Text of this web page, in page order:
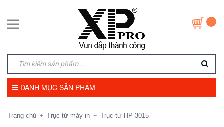
DANH MỤC SẢN PHẨM
Trang chủ + Trục từ máy in + Trục từ HP 3015